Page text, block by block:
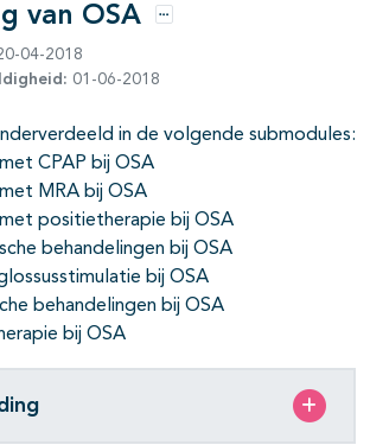
van OSA Opties
04-2018
01-06-2018
in de volgende submodules:
CPAP bij OSA
MRA bij OSA
positietherapie bij OSA
behandelingen bij OSA
bij OSA
behandelingen bij OSA
bij OSA